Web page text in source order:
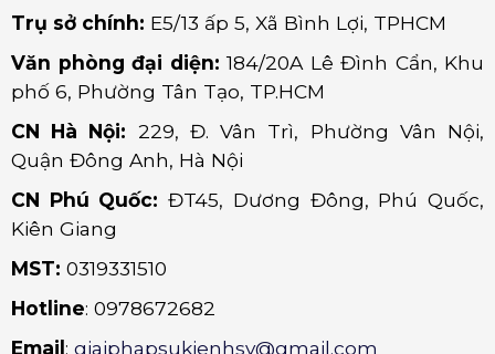
Trụ sở chính: E5/13 ấp 5, Xã Bình Lợi, TPHCM
Văn phòng đại diện: 184/20A Lê Đình Cẩn, Khu
phố 6, Phường Tân Tạo, TP.HCM
CN Hà Nội: 229, Đ. Vân Trì, Phường Vân Nội,
Quận Đông Anh, Hà Nội
CN Phú Quốc:ĐT45, Dương Đông, Phú Quốc,
Kiên Giang
MST: 0319331510
Hotline: 0978672682
Email : giaiphapsukienhsv@gmail.com